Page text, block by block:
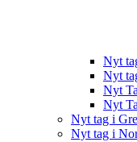
Nyt
Nyt
Nyt
Nyt
Nyt tag i
Nyt tag i